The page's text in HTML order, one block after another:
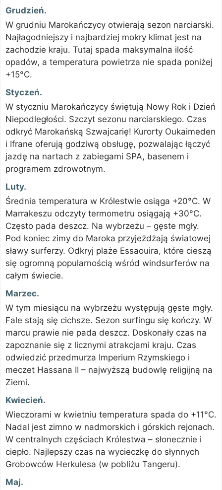
Grudzień.
W grudniu Marokańczycy otwierają sezon narciarski.
Najłagodniejszy i najbardziej mokry klimat jest na
zachodzie kraju. Tutaj spada maksymalna ilość
opadów, a temperatura powietrza nie spada poniżej
+15°C.
Styczeń.
W styczniu Marokańczycy świętują Nowy Rok i Dzień
Niepodległości. Szczyt sezonu narciarskiego. Czas
odkryć Marokańską Szwajcarię! Kurorty Oukaimeden
i Ifrane oferują godziwą obsługę, pozwalając łączyć
jazdę na nartach z zabiegami SPA, basenem i
programem zdrowotnym.
Luty.
Średnia temperatura w Królestwie osiąga +20°C. W
Marrakeszu odczyty termometru osiągają +30°C.
Często pada deszcz. Na wybrzeżu – gęste mgły.
Pod koniec zimy do Maroka przyjeżdżają światowej
sławy surferzy. Odkryj plaże Essaouira, które cieszą
się ogromną popularnością wśród windsurferów na
całym świecie.
Marzec.
W tym miesiącu na wybrzeżu występują gęste mgły.
Fale stają się cichsze. Sezon surfingu się kończy. W
marcu prawie nie pada deszcz. Doskonały czas na
zapoznanie się z licznymi atrakcjami kraju. Czas
odwiedzić przedmurza Imperium Rzymskiego i
meczet Hassana II – najwyższą budowlę religijną na
Ziemi.
Kwiecień.
Wieczorami w kwietniu temperatura spada do +11°C.
Nadal jest zimno w nadmorskich i górskich rejonach.
W centralnych częściach Królestwa – słonecznie i
ciepło. Najlepszy czas na wycieczkę do słynnych
Grobowców Herkulesa (w pobliżu Tangeru).
Maj.